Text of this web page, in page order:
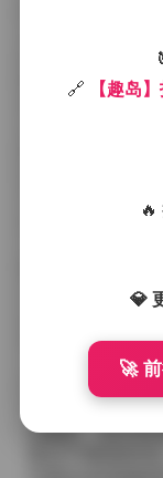
的单品。有的镜
随微风轻轻飘动
层次感，露出纤
随意又精致。她
的长发，有时则
增添了几分俏皮
拍摄过程中，摄
无论是低头浅笑
略带沉思的神情
用近景与中景交
感，中景则保留
聚焦点又不失空
主体的注意力，
能够感受到她所
整体观感上，这
以暖粉、米白和
🔗
【趣岛
💎
🚀